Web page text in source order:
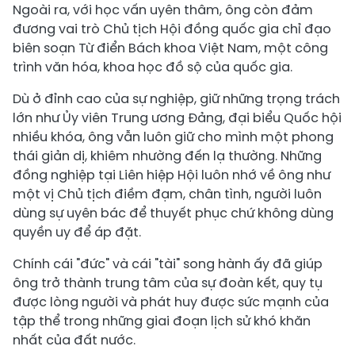
Ngoài ra, với học vấn uyên thâm, ông còn đảm
đương vai trò Chủ tịch Hội đồng quốc gia chỉ đạo
biên soạn Từ điển Bách khoa Việt Nam, một công
trình văn hóa, khoa học đồ sộ của quốc gia.
Dù ở đỉnh cao của sự nghiệp, giữ những trọng trách
lớn như Ủy viên Trung ương Đảng, đại biểu Quốc hội
nhiều khóa, ông vẫn luôn giữ cho mình một phong
thái giản dị, khiêm nhường đến lạ thường. Những
đồng nghiệp tại Liên hiệp Hội luôn nhớ về ông như
một vị Chủ tịch điềm đạm, chân tình, người luôn
dùng sự uyên bác để thuyết phục chứ không dùng
quyền uy để áp đặt.
Chính cái "đức" và cái "tài" song hành ấy đã giúp
ông trở thành trung tâm của sự đoàn kết, quy tụ
được lòng người và phát huy được sức mạnh của
tập thể trong những giai đoạn lịch sử khó khăn
nhất của đất nước.